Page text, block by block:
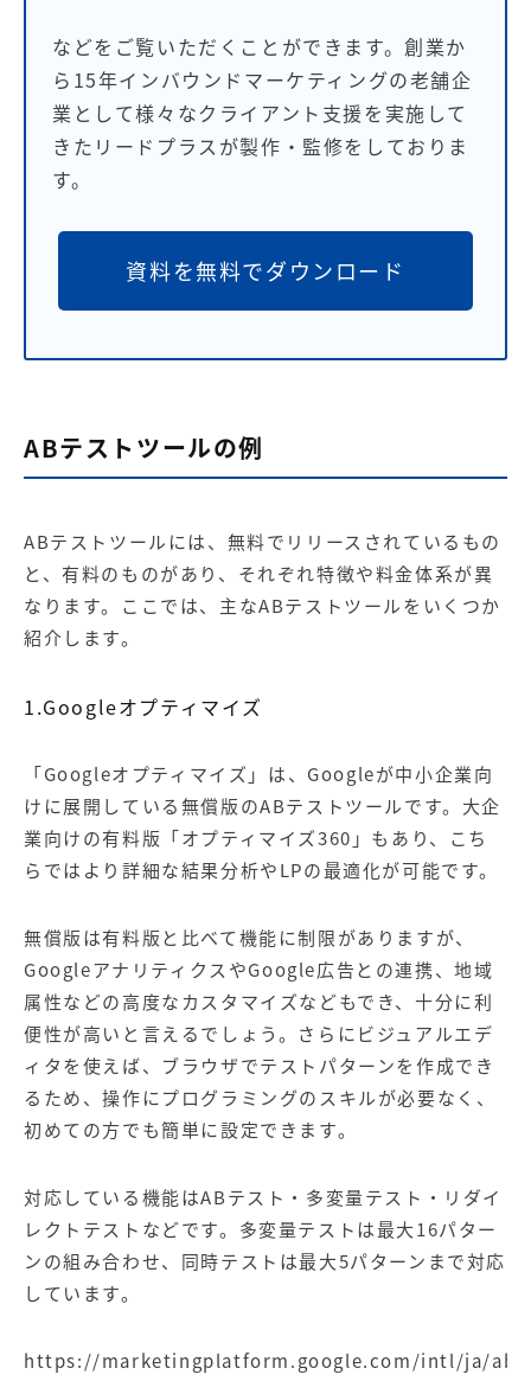
などをご覧いただくことができます。創業か
ら15年インバウンドマーケティングの老舗企
業として様々なクライアント支援を実施して
きたリードプラスが製作・監修をしておりま
す。
資料を無料でダウンロード
ABテストツールの例
ABテストツールには、無料でリリースされているもの
と、有料のものがあり、それぞれ特徴や料金体系が異
なります。ここでは、主なABテストツールをいくつか
紹介します。
1.Googleオプティマイズ
「Googleオプティマイズ」は、Googleが中小企業向
けに展開している無償版のABテストツールです。大企
業向けの有料版「オプティマイズ360」もあり、こち
らではより詳細な結果分析やLPの最適化が可能です。
無償版は有料版と比べて機能に制限がありますが、
GoogleアナリティクスやGoogle広告との連携、地域
属性などの高度なカスタマイズなどもでき、十分に利
便性が高いと言えるでしょう。さらにビジュアルエデ
ィタを使えば、ブラウザでテストパターンを作成でき
るため、操作にプログラミングのスキルが必要なく、
初めての方でも簡単に設定できます。
対応している機能はABテスト・多変量テスト・リダイ
レクトテストなどです。多変量テストは最大16パター
ンの組み合わせ、同時テストは最大5パターンまで対応
しています。
https://marketingplatform.google.com/intl/ja/